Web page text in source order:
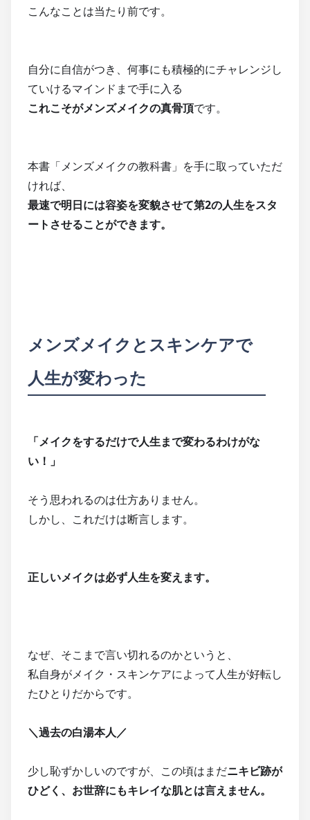
こんなことは当たり前です。
自分に自信がつき、何事にも積極的にチャレンジし
ていけるマインドまで手に入る
これこそがメンズメイクの真骨頂です。
本書「メンズメイクの教科書」を手に取っていただ
ければ、
最速で明日には容姿を変貌させて第2の人生をスタ
ートさせることができます。
メンズメイクとスキンケアで
人生が変わった
「メイクをするだけで人生まで変わるわけがな
い！」
そう思われるのは仕方ありません。
しかし、これだけは断言します。
正しいメイクは必ず人生を変えます。
なぜ、そこまで言い切れるのかというと、
私自身がメイク・スキンケアによって人生が好転し
たひとりだからです。
＼過去の白湯本人／
少し恥ずかしいのですが、この頃はまだニキビ跡が
ひどく、お世辞にもキレイな肌とは言えません。